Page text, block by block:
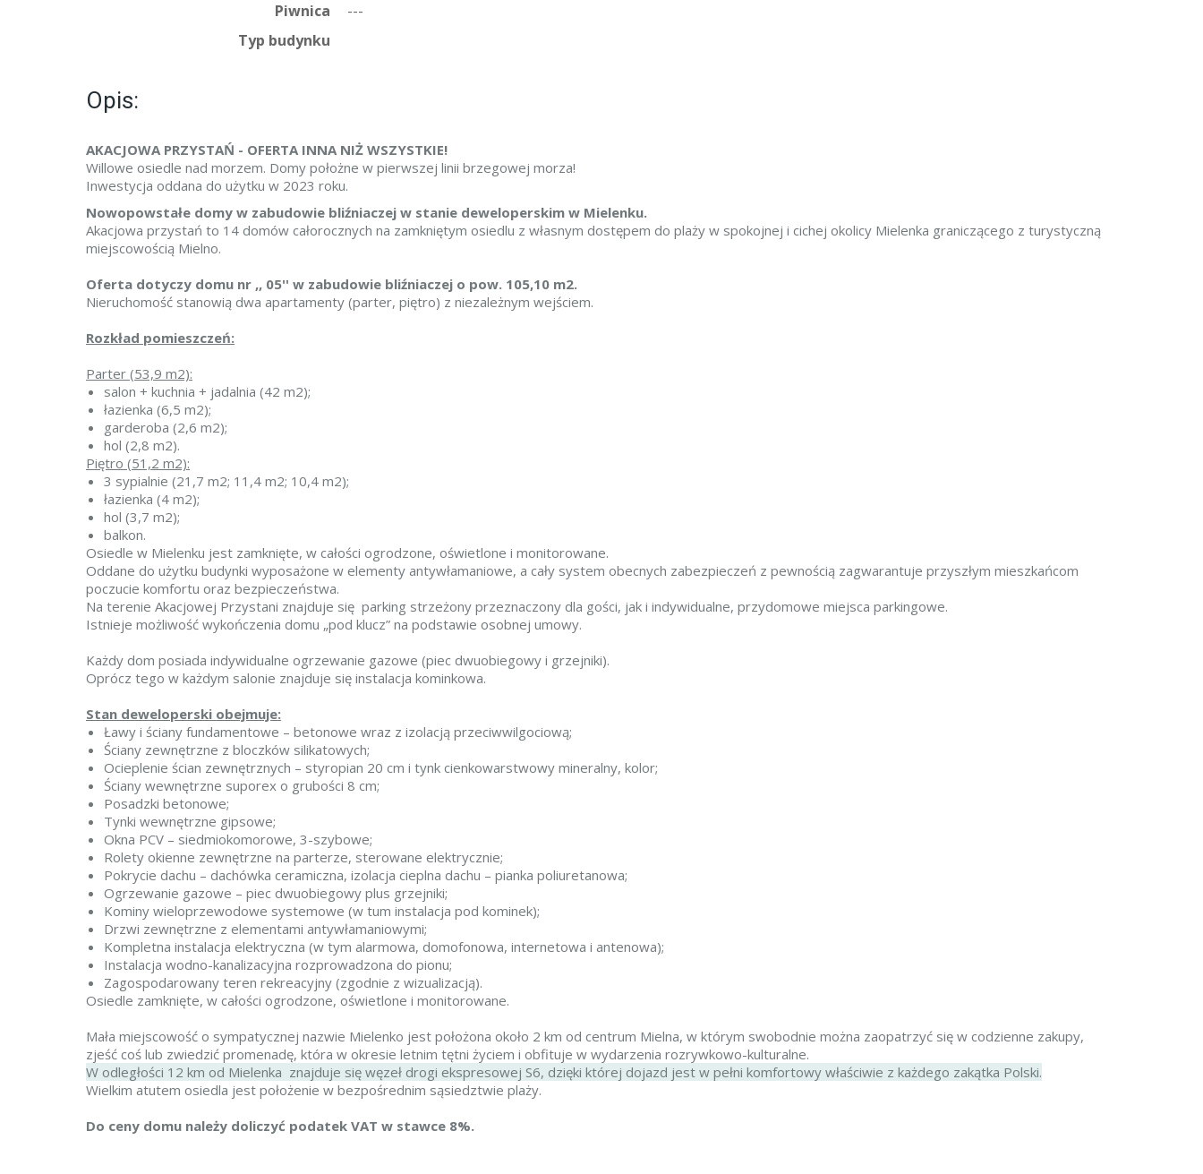
Piwnica
---
Typ budynku
Opis:
AKACJOWA PRZYSTAŃ - OFERTA INNA NIŻ WSZYSTKIE!
Willowe osiedle nad morzem. Domy położne w pierwszej linii brzegowej morza!
Inwestycja oddana do użytku w 2023 roku.
Nowopowstałe domy w zabudowie bliźniaczej w stanie deweloperskim w Mielenku.
Akacjowa przystań to 14 domów całorocznych na zamkniętym osiedlu z własnym dostępem do plaży w spokojnej i cichej okolicy Mielenka graniczącego z turystyczną
miejscowością Mielno.
Oferta dotyczy domu nr ,, 05'' w zabudowie bliźniaczej o pow. 105,10 m2.
Nieruchomość stanowią dwa apartamenty (parter, piętro) z niezależnym wejściem.
Rozkład pomieszczeń:
Parter (53,9 m2):
salon + kuchnia + jadalnia (42 m2);
łazienka (6,5 m2);
garderoba (2,6 m2);
hol (2,8 m2).
Piętro (51,2 m2):
3 sypialnie (21,7 m2; 11,4 m2; 10,4 m2);
łazienka (4 m2);
hol (3,7 m2);
balkon.
Osiedle w Mielenku jest zamknięte, w całości ogrodzone, oświetlone i monitorowane.
Oddane do użytku budynki wyposażone w elementy antywłamaniowe, a cały system obecnych zabezpieczeń z pewnością zagwarantuje przyszłym mieszkańcom
poczucie komfortu oraz bezpieczeństwa.
Na terenie Akacjowej Przystani znajduje się parking strzeżony przeznaczony dla gości, jak i indywidualne, przydomowe miejsca parkingowe.
Istnieje możliwość wykończenia domu „pod klucz” na podstawie osobnej umowy.
Każdy dom posiada indywidualne ogrzewanie gazowe (piec dwuobiegowy i grzejniki).
Oprócz tego w każdym salonie znajduje się instalacja kominkowa.
Stan deweloperski obejmuje:
Ławy i ściany fundamentowe – betonowe wraz z izolacją przeciwwilgociową;
Ściany zewnętrzne z bloczków silikatowych;
Ocieplenie ścian zewnętrznych – styropian 20 cm i tynk cienkowarstwowy mineralny, kolor;
Ściany wewnętrzne suporex o grubości 8 cm;
Posadzki betonowe;
Tynki wewnętrzne gipsowe;
Okna PCV – siedmiokomorowe, 3-szybowe;
Rolety okienne zewnętrzne na parterze, sterowane elektrycznie;
Pokrycie dachu – dachówka ceramiczna, izolacja cieplna dachu – pianka poliuretanowa;
Ogrzewanie gazowe – piec dwuobiegowy plus grzejniki;
Kominy wieloprzewodowe systemowe (w tum instalacja pod kominek);
Drzwi zewnętrzne z elementami antywłamaniowymi;
Kompletna instalacja elektryczna (w tym alarmowa, domofonowa, internetowa i antenowa);
Instalacja wodno-kanalizacyjna rozprowadzona do pionu;
Zagospodarowany teren rekreacyjny (zgodnie z wizualizacją).
Osiedle zamknięte, w całości ogrodzone, oświetlone i monitorowane.
Mała miejscowość o sympatycznej nazwie Mielenko jest położona około 2 km od centrum Mielna, w którym swobodnie można zaopatrzyć się w codzienne zakupy,
zjeść coś lub zwiedzić promenadę, która w okresie letnim tętni życiem i obfituje w wydarzenia rozrywkowo-kulturalne.
W odległości 12 km od Mielenka znajduje się węzeł drogi ekspresowej S6, dzięki której dojazd jest w pełni komfortowy właściwie z każdego zakątka Polski.
Wielkim atutem osiedla jest położenie w bezpośrednim sąsiedztwie plaży.
Do ceny domu należy doliczyć podatek VAT w stawce 8%.